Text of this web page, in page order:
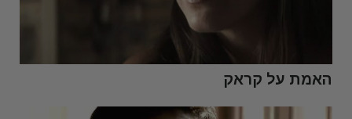
האמת על קראק